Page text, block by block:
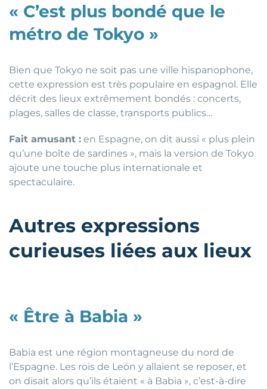
« C’est plus bondé que le
métro de Tokyo »
Bien que Tokyo ne soit pas une ville hispanophone,
cette expression est très populaire en espagnol. Elle
décrit des lieux extrêmement bondés : concerts,
plages, salles de classe, transports publics…
Fait amusant : en Espagne, on dit aussi « plus plein
qu’une boîte de sardines », mais la version de Tokyo
ajoute une touche plus internationale et
spectaculaire.
Autres expressions
curieuses liées aux lieux
« Être à Babia »
Babia est une région montagneuse du nord de
l’Espagne. Les rois de León y allaient se reposer, et
on disait alors qu’ils étaient « à Babia », c’est-à-dire